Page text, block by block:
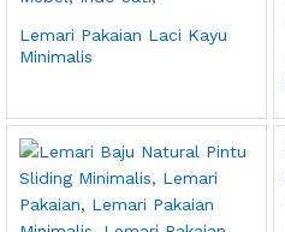
Lemari Pakaian Laci Kayu
Minimalis